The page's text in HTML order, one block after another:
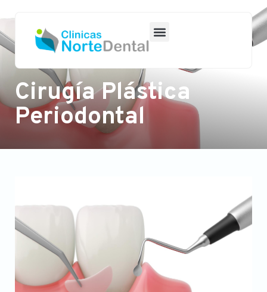
Cirugía Plástica
Periodontal